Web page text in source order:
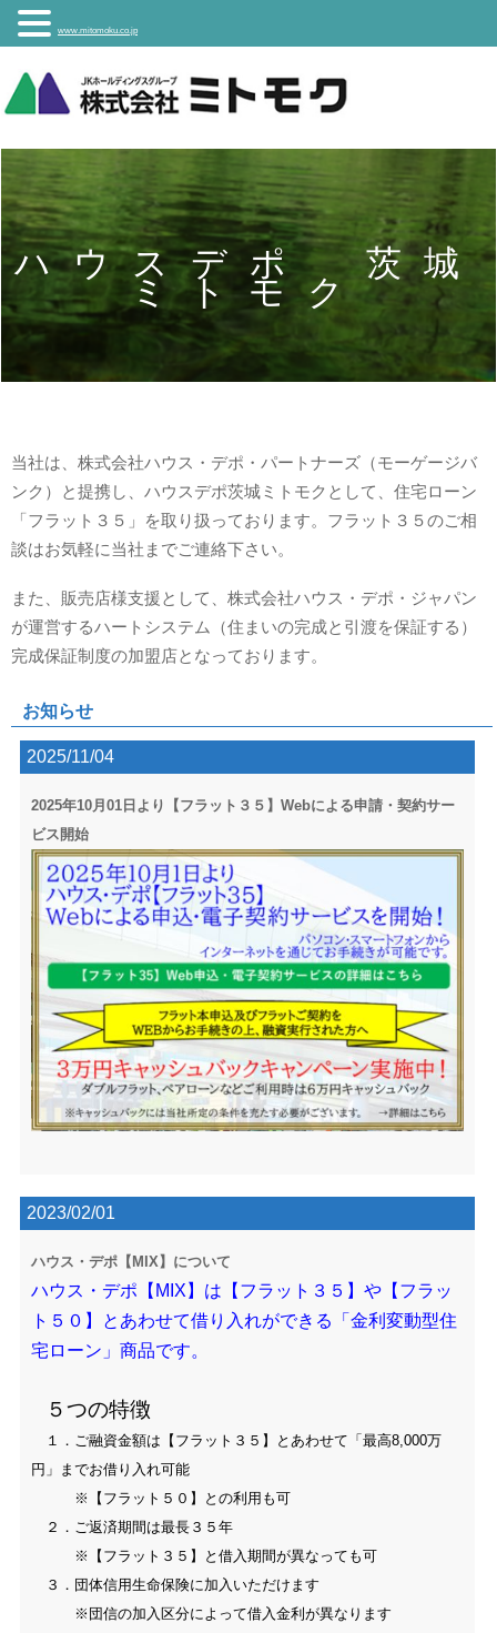
ハウスデポ 茨城
ミトモク
当社は、株式会社ハウス・デポ・パートナーズ（モーゲージバ
ンク）と提携し、ハウスデポ茨城ミトモクとして、住宅ローン
「フラット３５」を取り扱っております。フラット３５のご相
談はお気軽に当社までご連絡下さい。
また、販売店様支援として、株式会社ハウス・デポ・ジャパン
が運営するハートシステム（住まいの完成と引渡を保証する）
完成保証制度の加盟店となっております。
お知らせ
2025/11/04
2025年10月01日より【フラット３５】Webによる申請・契約サー
ビス開始
2023/02/01
ハウス・デポ【MIX】について
ハウス・デポ【MIX】は【フラット３５】や【フラッ
ト５０】とあわせて借り入れができる「金利変動型住
宅ローン」商品です。
５つの特徴
１．ご融資金額は【フラット３５】とあわせて「最高8,000万
円」までお借り入れ可能
※【フラット５０】との利用も可
２．ご返済期間は最長３５年
※【フラット３５】と借入期間が異なっても可
３．団体信用生命保険に加入いただけます
※団信の加入区分によって借入金利が異なります
www.mitomoku.co.jp